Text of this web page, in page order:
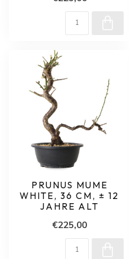
PRUNUS MUME
WHITE, 36 CM, ± 12
JAHRE ALT
€225,00